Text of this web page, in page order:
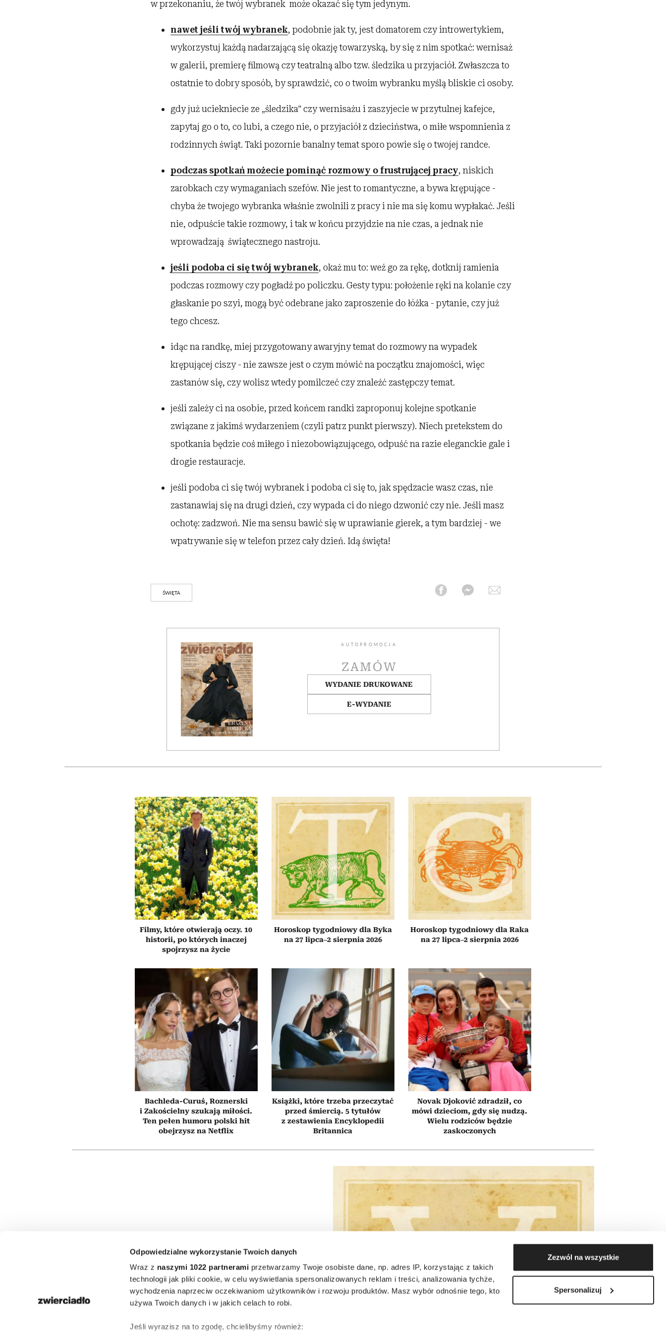
Odpowiedzialne wykorzystanie Twoich danych
Wraz z naszymi 1022 partnerami przetwarzamy Twoje osobiste dane, np. adres IP, korzystając z takich
technologii jak pliki cookie, w celu wyświetlania spersonalizowanych reklam i treści, analizowania tychże,
wychodzenia naprzeciw oczekiwaniom użytkowników i rozwoju produktów. Masz wybór odnośnie tego, kto
używa Twoich danych i w jakich celach to robi.
Jeśli wyrazisz na to zgodę, chcielibyśmy również:
Zezwól na wszystkie
Spersonalizuj
w przekonaniu, że twój wybranek może okazać się tym jedynym.
nawet jeśli twój wybranek, podobnie jak ty, jest domatorem czy introwertykiem,
wykorzystuj każdą nadarzającą się okazję towarzyską, by się z nim spotkać: wernisaż
w galerii, premierę filmową czy teatralną albo tzw. śledzika u przyjaciół. Zwłaszcza to
ostatnie to dobry sposób, by sprawdzić, co o twoim wybranku myślą bliskie ci osoby.
gdy już uciekniecie ze „śledzika" czy wernisażu i zaszyjecie w przytulnej kafejce,
zapytaj go o to, co lubi, a czego nie, o przyjaciół z dzieciństwa, o miłe wspomnienia z
rodzinnych świąt. Taki pozornie banalny temat sporo powie się o twojej randce.
podczas spotkań możecie pominąć rozmowy o frustrującej pracy, niskich
zarobkach czy wymaganiach szefów. Nie jest to romantyczne, a bywa krępujące -
chyba że twojego wybranka właśnie zwolnili z pracy i nie ma się komu wypłakać. Jeśli
nie, odpuście takie rozmowy, i tak w końcu przyjdzie na nie czas, a jednak nie
wprowadzają świątecznego nastroju.
jeśli podoba ci się twój wybranek, okaż mu to: weź go za rękę, dotknij ramienia
podczas rozmowy czy pogładź po policzku. Gesty typu: położenie ręki na kolanie czy
głaskanie po szyi, mogą być odebrane jako zaproszenie do łóżka - pytanie, czy już
tego chcesz.
idąc na randkę, miej przygotowany awaryjny temat do rozmowy na wypadek
krępującej ciszy - nie zawsze jest o czym mówić na początku znajomości, więc
zastanów się, czy wolisz wtedy pomilczeć czy znaleźć zastępczy temat.
jeśli zależy ci na osobie, przed końcem randki zaproponuj kolejne spotkanie
związane z jakimś wydarzeniem (czyli patrz punkt pierwszy). Niech pretekstem do
spotkania będzie coś miłego i niezobowiązującego, odpuść na razie eleganckie gale i
drogie restauracje.
jeśli podoba ci się twój wybranek i podoba ci się to, jak spędzacie wasz czas, nie
zastanawiaj się na drugi dzień, czy wypada ci do niego dzwonić czy nie. Jeśli masz
ochotę: zadzwoń. Nie ma sensu bawić się w uprawianie gierek, a tym bardziej - we
wpatrywanie się w telefon przez cały dzień. Idą święta!
ŚWIĘTA
AUTOPROMOCJA
ZAMÓW
WYDANIE DRUKOWANE
E-WYDANIE
Filmy, które otwierają oczy. 10
historii, po których inaczej
spojrzysz na życie
Horoskop tygodniowy dla Byka
na 27 lipca–2 sierpnia 2026
Horoskop tygodniowy dla Raka
na 27 lipca–2 sierpnia 2026
Bachleda-Curuś, Roznerski
i Zakościelny szukają miłości.
Ten pełen humoru polski hit
obejrzysz na Netflix
Książki, które trzeba przeczytać
przed śmiercią. 5 tytułów
z zestawienia Encyklopedii
Britannica
Novak Djoković zdradził, co
mówi dzieciom, gdy się nudzą.
Wielu rodziców będzie
zaskoczonych
HOROSKOP
Horoskop tygodniowy
dla Panny na 27